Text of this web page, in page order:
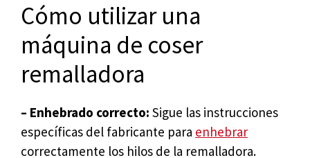
Cómo utilizar una
máquina de coser
remalladora
– Enhebrado correcto: Sigue las instrucciones
específicas del fabricante para enhebrar
correctamente los hilos de la remalladora.